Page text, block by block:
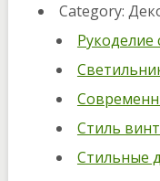
Category:
Рукоделие
Стиль
Стильные